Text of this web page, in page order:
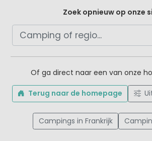
Zoek opnieuw op onze
Of ga direct naar een van onze
Terug naar de homepage
Campings in Frankrijk